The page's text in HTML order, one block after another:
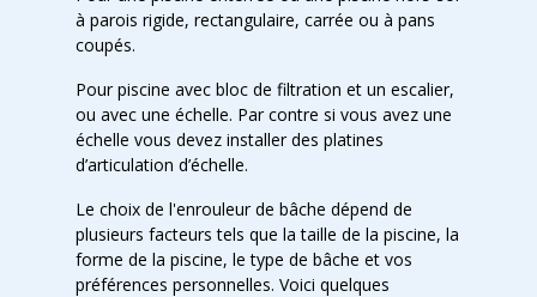
à parois rigide, rectangulaire, carrée ou à pans
coupés.
Pour piscine avec bloc de filtration et un escalier,
ou avec une échelle. Par contre si vous avez une
échelle vous devez installer des platines
d’articulation d’échelle.
Le choix de l'enrouleur de bâche dépend de
plusieurs facteurs tels que la taille de la piscine, la
forme de la piscine, le type de bâche et vos
préférences personnelles. Voici quelques